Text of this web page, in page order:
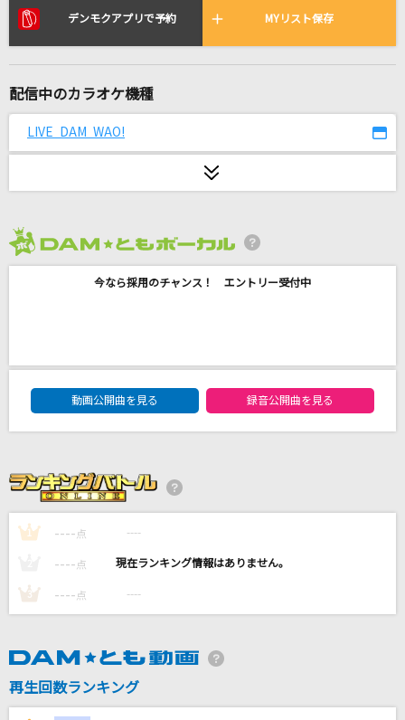
リアルタイムで歌われている曲の一覧
好きすぎて滅！
瞳をとじて
KANA-BOON
フェイク
Chessboard
海の声
浦島太郎(桐谷健太)
デンモクアプリで予約 MYリスト保存
配信中のカラオケ機種
LIVE DAM WAO!
今なら採用のチャンス！ エントリー受付中
DAM★ともボーカルエントリーランキング
動画公開曲を見る
録音公開曲を見る
1 ---- 点 ----
---- 点 ----
3 ---- 点 ----
再生回数ランキング